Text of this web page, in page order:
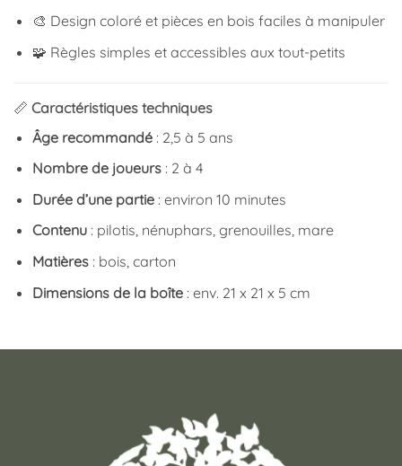
🎨 Design coloré et pièces en bois faciles à manipuler
🧩 Règles simples et accessibles aux tout-petits
📏 Caractéristiques techniques
Âge recommandé: 2,5 à 5 ans
Nombre de joueurs: 2 à 4
Durée d’une partie: environ 10 minutes
Contenu: pilotis, nénuphars, grenouilles, mare
Matières: bois, carton
Dimensions de la boîte: env. 21 x 21 x 5 cm